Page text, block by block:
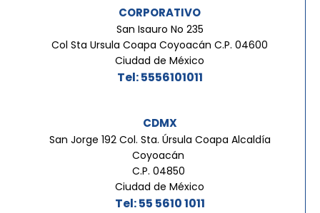
CORPORATIVO
San Isauro No 235
Col Sta Ursula Coapa Coyoacán C.P. 04600
Ciudad de México
Tel: 5556101011
CDMX
San Jorge 192 Col. Sta. Úrsula Coapa Alcaldía
Coyoacán
C.P. 04850
Ciudad de México
Tel: 55 5610 1011